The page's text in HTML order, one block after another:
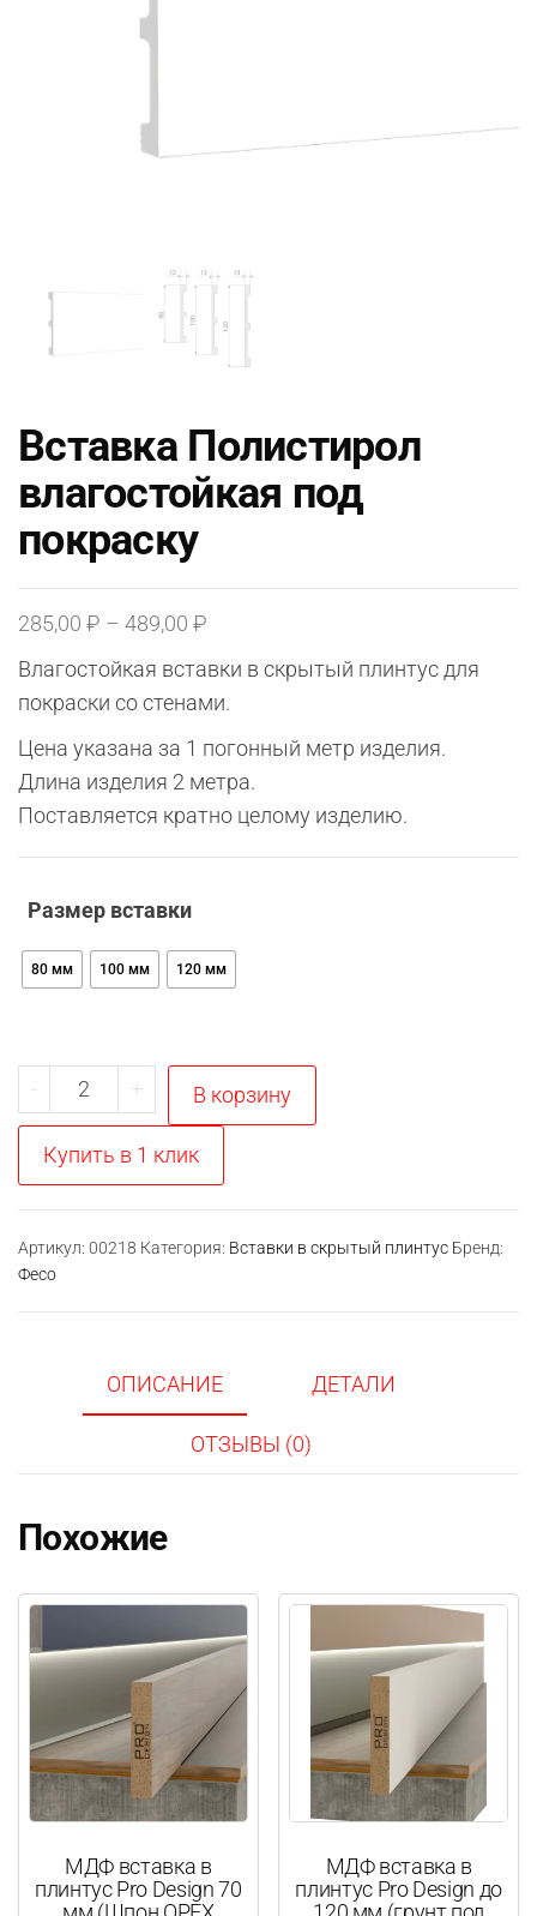
Вставка Полистирол
влагостойкая под
покраску
285,00 ₽ – 489,00 ₽
285,00 ₽
489,00 ₽
Влагостойкая вставки в скрытый плинтус для
покраски со стенами.
Цена указана за 1 погонный метр изделия.
Длина изделия 2 метра.
Поставляется кратно целому изделию.
Размер вставки
80 мм 100 мм 120 мм
-
Количество
товара
Вставка
Полистирол
под
покраску
+ В корзину
Купить в 1 клик
Артикул: 00218 Категория: Вставки в скрытый плинтус Бренд:
Фесо
ОПИСАНИЕ ДЕТАЛИ
ОТЗЫВЫ (0)
Похожие
МДФ вставка в
плинтус Pro Design 70
МДФ вставка в
плинтус Pro Design до